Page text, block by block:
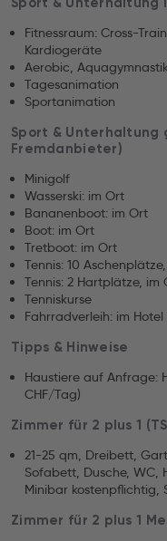
Fitnessraum: Cross-
Kardiogeräte
Aerobic,
Tagesanimation
Sportanimation
Sport & Unterhaltung
Fremdanbieter)
Minigolf
Wasserski: im Ort
Bananenboot: im Ort
Boot: im Ort
Tretboot: im Ort
Tennis: 10
Tennis: 2 Hartplätze, im
Tenniskurse
Fahrradverleih: im Hotel
Tipps & Hinweise
Haustiere auf Anfrage:
CHF/Tag)
Zimmer für 2 plus 1
21-25 qm, Dreibett,
Sofabett, Dusche, WC,
Minibar kostenpflichtig,
Zimmer für 2 plus 1